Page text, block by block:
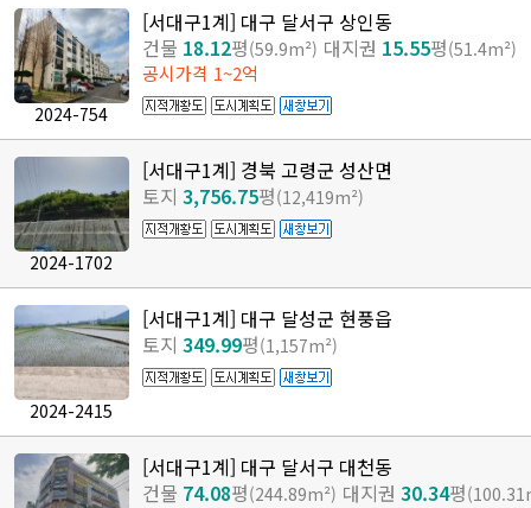
2024-754
[서대구1계] 대구 달서구 상인동
건물 18.12평(59.9m²) 대지권 15.55평(51.4m²)
공시가격 1~2억
2024-1702
[서대구1계] 경북 고령군 성산면
토지 3,756.75평(12,419m²)
2024-2415
[서대구1계] 대구 달성군 현풍읍
토지 349.99평(1,157m²)
[서대구1계] 대구 달서구 대천동
건물 74.08평(244.89m²) 대지권 30.34평